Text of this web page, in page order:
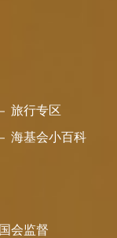
旅行专区
海基会小百科
国会监督